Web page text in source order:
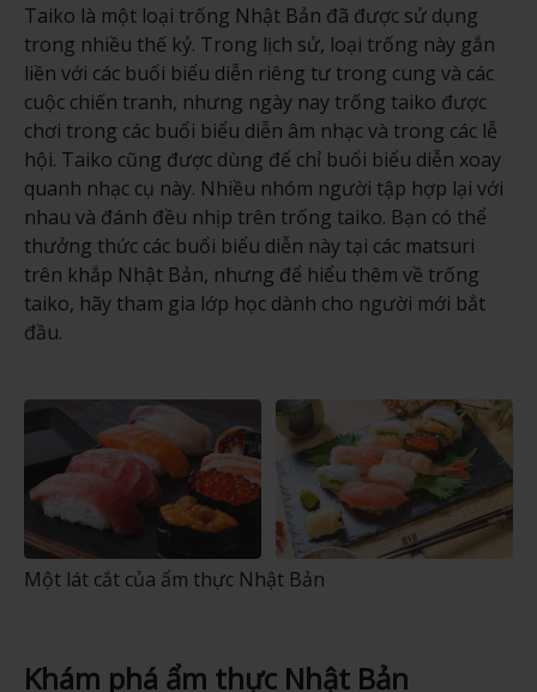
Taiko là một loại trống Nhật Bản đã được sử dụng
trong nhiều thế kỷ. Trong lịch sử, loại trống này gắn
liền với các buổi biểu diễn riêng tư trong cung và các
cuộc chiến tranh, nhưng ngày nay trống taiko được
chơi trong các buổi biểu diễn âm nhạc và trong các lễ
hội. Taiko cũng được dùng để chỉ buổi biểu diễn xoay
quanh nhạc cụ này. Nhiều nhóm người tập hợp lại với
nhau và đánh đều nhịp trên trống taiko. Bạn có thể
thưởng thức các buổi biểu diễn này tại các matsuri
trên khắp Nhật Bản, nhưng để hiểu thêm về trống
taiko, hãy tham gia lớp học dành cho người mới bắt
đầu.
Một lát cắt của ẩm thực Nhật Bản
Khám phá ẩm thực Nhật Bản